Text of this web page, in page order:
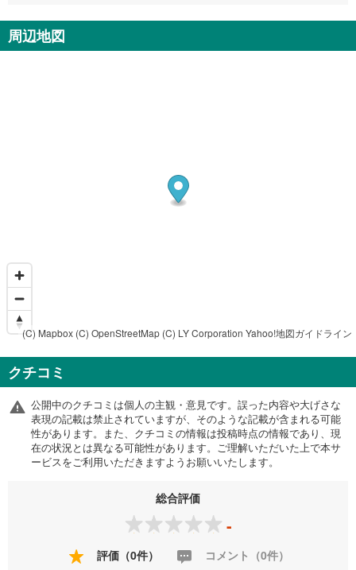
周辺地図
(C) Mapbox (C) OpenStreetMap (C) LY Corporation Yahoo!地図ガイドライン
クチコミ
公開中のクチコミは個人の主観・意見です。誤った内容や大げさな
表現の記載は禁止されていますが、そのような記載が含まれる可能
性があります。また、クチコミの情報は投稿時点の情報であり、現
在の状況とは異なる可能性があります。ご理解いただいた上で本サ
ービスをご利用いただきますようお願いいたします。
総合評価
-
評価（0件） コメント（0件）